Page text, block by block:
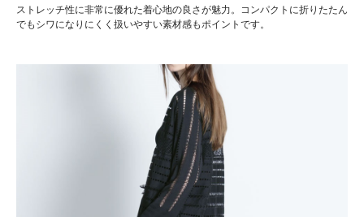
ストレッチ性に非常に優れた着心地の良さが魅力。コンパクトに折りたたん
でもシワになりにくく扱いやすい素材感もポイントです。